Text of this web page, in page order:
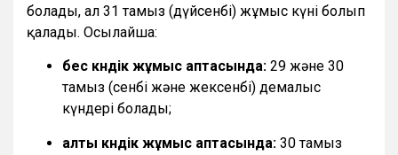
болады, ал 31 тамыз (дүйсенбі) жұмыс күні болып
қалады. Осылайша:
бес күндік жұмыс аптасында: 29 және 30
тамыз (сенбі және жексенбі) демалыс
күндері болады;
алты күндік жұмыс аптасында: 30 тамыз